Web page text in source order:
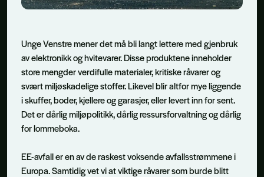
Unge Venstre mener det må bli langt lettere med gjenbruk
av elektronikk og hvitevarer. Disse produktene inneholder
store mengder verdifulle materialer, kritiske råvarer og
svært miljøskadelige stoffer. Likevel blir altfor mye liggende
i skuffer, boder, kjellere og garasjer, eller levert inn for sent.
Det er dårlig miljøpolitikk, dårlig ressursforvaltning og dårlig
for lommeboka.
EE-avfall er en av de raskest voksende avfallsstrømmene i
Europa. Samtidig vet vi at viktige råvarer som burde blitt